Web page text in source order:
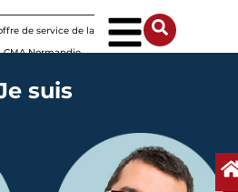
de service de la
CMA Normandie
suis
cookies